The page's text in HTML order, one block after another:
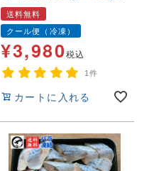
送料無料 カツオ 鰹 カツ
オタタキ カツオたたき
わらやき 冷凍
送料無料
クール便（冷凍）
¥3,980税込
1件
カートに入れる